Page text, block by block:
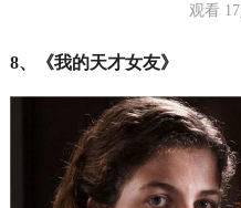
观看 17
8、《我的天才女友》